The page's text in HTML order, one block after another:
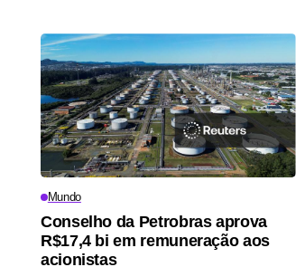
Mundo
Conselho da Petrobras aprova
R$17,4 bi em remuneração aos
acionistas